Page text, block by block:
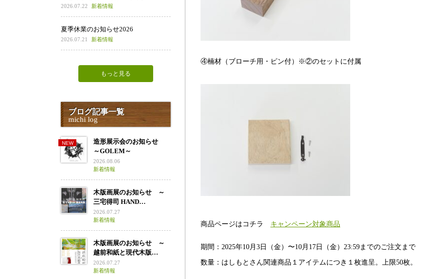
④楠材（ブローチ用・ピン付）※②のセットに付属
商品ページはコチラ キャンペーン対象商品
期間：2025年10月3日（金）〜10月17日（金）23:59までのご注文まで
数量：はしもとさん関連商品１アイテムにつき１枚進呈。上限50枚。
2026.07.22 新着情報
夏季休業のお知らせ2026
2026.07.21 新着情報
もっと見る
ブログ記事一覧
michi log
造形展示会のお知らせ
～GOLEM～
2026.08.06
新着情報
木版画展のお知らせ ～
三宅得司 HAND…
2026.07.27
新着情報
木版画展のお知らせ ～
越前和紙と現代木版…
2026.07.27
新着情報